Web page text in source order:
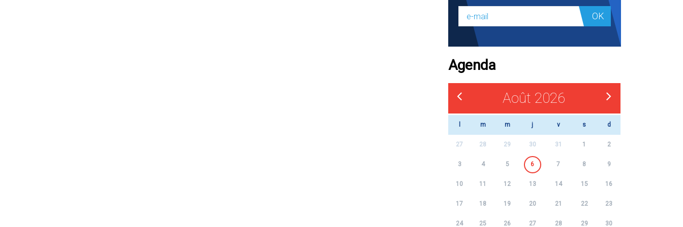
OK
Agenda
Août 2026
m m j v s d
27 28 29 30 31 1 2
3 4 5 6 7 8 9
10 11 12 13 14 15 16
17 18 19 20 21 22 23
24 25 26 27 28 29 30